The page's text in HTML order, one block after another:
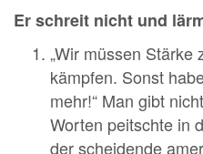
Er schreit nicht und
„Wir müssen Stärke
kämpfen. Sonst
mehr!“ Man gibt
Worten peitschte in
der scheidende